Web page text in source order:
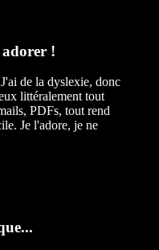
adorer !
de la dyslexie, donc
littéralement tout
PDFs, tout rend
Je l'adore, je ne